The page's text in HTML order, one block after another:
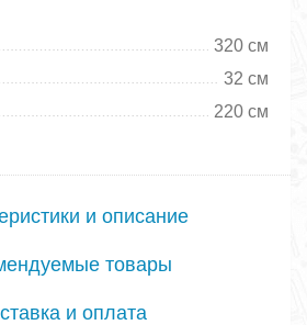
320 см
32 см
220 см
и описание
товары
и оплата